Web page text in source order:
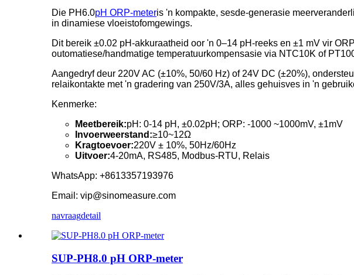
Die PH6.0pH ORP-meteris 'n kompakte, sesde-generasie
in dinamiese vloeistofomgewings.
Dit bereik ±0.02 pH-akkuraatheid oor 'n 0–14 pH-reeks en ±1 mV vir
outomatiese/handmatige temperatuurkompensasie via NTC10K of
Aangedryf deur 220V AC (±10%, 50/60 Hz) of 24V DC (±20%),
relaikontakte met 'n gradering van 250V/3A, alles gehuisves in 'n
Kenmerke:
Meetbereik:pH: 0-14 pH, ±0.02pH; ORP: -1000 ~1000mV, ±1mV
Invoerweerstand:≥10~12Ω
Kragtoevoer:220V ± 10%, 50Hz/60Hz
Uitvoer:4-20mA, RS485, Modbus-RTU, Relais
WhatsApp: +8613357193976
Email: vip@sinomeasure.com
navraagdetail
SUP-PH8.0 pH ORP-meter